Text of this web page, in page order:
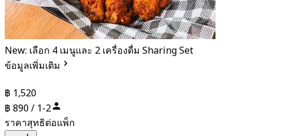
New: เลือก 4 เมนูและ 2 เครื่องดื่ม Sharing Set
ข้อมูลเพิ่มเติม
฿ 1,520
฿ 890 / 1-2
ราคาสุทธิต่อแพ็ก